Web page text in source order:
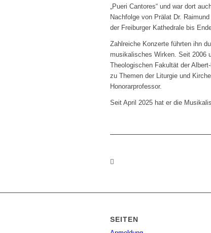
„Pueri Cantores“ und war dort
Nachfolge von Prälat Dr.
der Freiburger Kathedrale bis
Zahlreiche Konzerte führten ihn
musikalisches Wirken. Seit 2006
Theologischen Fakultät der
zu Themen der Liturgie und
Honorarprofessor.
Seit April 2025 hat er die
SEITEN